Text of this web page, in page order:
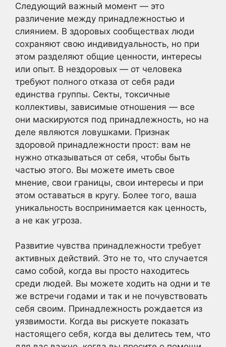
Следующий важный момент — это
различение между принадлежностью и
слиянием. В здоровых сообществах люди
сохраняют свою индивидуальность, но при
этом разделяют общие ценности, интересы
или опыт. В нездоровых — от человека
требуют полного отказа от себя ради
единства группы. Секты, токсичные
коллективы, зависимые отношения — все
они маскируются под принадлежность, но на
деле являются ловушками. Признак
здоровой принадлежности прост: вам не
нужно отказываться от себя, чтобы быть
частью этого. Вы можете иметь свое
мнение, свои границы, свои интересы и при
этом оставаться в кругу. Более того, ваша
уникальность воспринимается как ценность,
а не как угроза.
Развитие чувства принадлежности требует
активных действий. Это не то, что случается
само собой, когда вы просто находитесь
среди людей. Вы можете ходить на одни и те
же встречи годами и так и не почувствовать
себя своим. Принадлежность рождается из
уязвимости. Когда вы рискуете показать
настоящего себя, когда вы делитесь тем, что